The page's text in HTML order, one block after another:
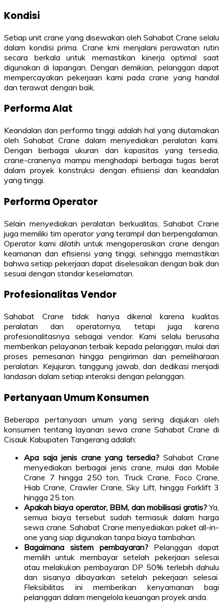
Kondisi
Setiap unit crane yang disewakan oleh Sahabat Crane selalu
dalam kondisi prima. Crane kmi menjalani perawatan rutin
secara berkala untuk memastikan kinerja optimal saat
digunakan di lapangan. Dengan demikian, pelanggan dapat
mempercayakan pekerjaan kami pada crane yang handal
dan terawat dengan baik.
Performa Alat
Keandalan dan performa tinggi adalah hal yang diutamakan
oleh Sahabat Crane dalam menyediakan peralatan kami.
Dengan berbagai ukuran dan kapasitas yang tersedia,
crane-cranenya mampu menghadapi berbagai tugas berat
dalam proyek konstruksi dengan efisiensi dan keandalan
yang tinggi.
Performa Operator
Selain menyediakan peralatan berkualitas, Sahabat Crane
juga memiliki tim operator yang terampil dan berpengalaman.
Operator kami dilatih untuk mengoperasikan crane dengan
keamanan dan efisiensi yang tinggi, sehingga memastikan
bahwa setiap pekerjaan dapat diselesaikan dengan baik dan
sesuai dengan standar keselamatan.
Profesionalitas Vendor
Sahabat Crane tidak hanya dikenal karena kualitas
peralatan dan operatornya, tetapi juga karena
profesionalitasnya sebagai vendor. Kami selalu berusaha
memberikan pelayanan terbaik kepada pelanggan, mulai dari
proses pemesanan hingga pengiriman dan pemeliharaan
peralatan. Kejujuran, tanggung jawab, dan dedikasi menjadi
landasan dalam setiap interaksi dengan pelanggan.
Pertanyaan Umum Konsumen
Beberapa pertanyaan umum yang sering diajukan oleh
konsumen tentang layanan sewa crane Sahabat Crane di
Cisauk Kabupaten Tangerang adalah:
Apa saja jenis crane yang tersedia? Sahabat Crane
menyediakan berbagai jenis crane, mulai dari Mobile
Crane 7 hingga 250 ton, Truck Crane, Foco Crane,
Hiab Crane, Crawler Crane, Sky Lift, hingga Forklift 3
hingga 25 ton.
Apakah biaya operator, BBM, dan mobilisasi gratis?Ya,
semua biaya tersebut sudah termasuk dalam harga
sewa crane. Sahabat Crane menyediakan paket all-in-
one yang siap digunakan tanpa biaya tambahan.
Bagaimana sistem pembayaran?Pelanggan dapat
memilih untuk membayar setelah pekerjaan selesai
atau melakukan pembayaran DP 50% terlebih dahulu
dan sisanya dibayarkan setelah pekerjaan selesai.
Fleksibilitas ini memberikan kenyamanan bagi
pelanggan dalam mengelola keuangan proyek anda.